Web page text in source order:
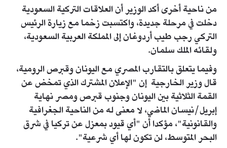
من ناحية أخرى أكد الوزير أن العلاقات التركية السعودية
دخلت في مرحلة جديدة، واكتسبت زخما مع زيارة الرئيس
التركي رجب طيب أردوغان إلى المملكة العربية السعودية،
ولقائه الملك سلمان.
وفيما يتعلق بالتقارب المصري مع اليونان وقبرص الرومية،
قال وزير الخارجية إن "الإعلان المشترك الذي تمخض عن
القمة الثلاثية بين اليونان وجنوب قبرص ومصر نهاية
إبريل/نيسان الماضي، لا معنى له من الناحية الجغرافية
والقانونية"، مؤكدا أن "أي قيود بمعزل عن تركيا في شرق
البحر المتوسط، لن تكون لها أي شرعية".